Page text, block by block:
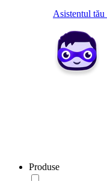
Asistentul
Produse